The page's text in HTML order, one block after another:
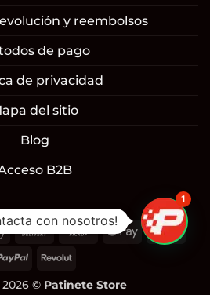
y reembolsos
de pago
de privacidad
del sitio
Blog
B2B
Apple
Cash
Delivery
Cash
Google
Pay
PayPal Revolut
© Patinete Store
con nosotros!
1